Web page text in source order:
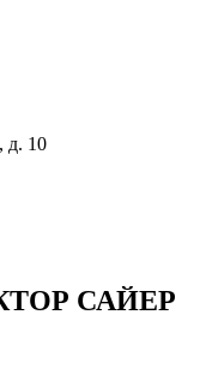
д. 10
САЙЕР